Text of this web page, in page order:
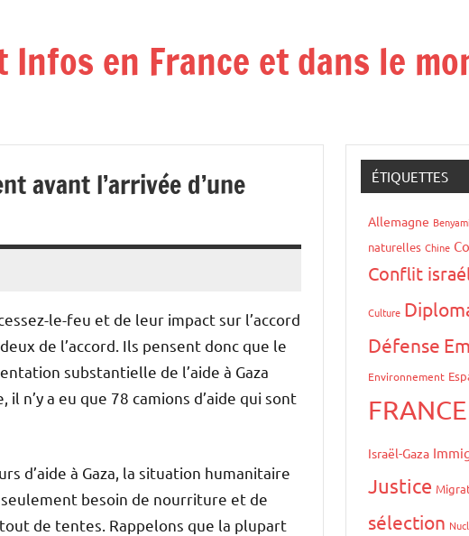
en France et dans le
avant l’arrivée d’une
le-feu et de leur impact sur l’accord
de l’accord. Ils pensent donc que le
substantielle de l’aide à Gaza
n’y a eu que 78 camions d’aide qui sont
d’aide à Gaza, la situation humanitaire
seulement besoin de nourriture et de
de tentes. Rappelons que la plupart
ÉTIQUETTES
Allemagne
naturelles Chine
Conflit
Culture
Défense
Environnement
FRANCE
Israël-Gaza
Justice
sélection